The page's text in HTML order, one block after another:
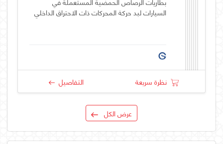
السيارات لبد حركة المحركات ذات الاحتراق الداخلي
نظرة سريعة التفاصيل
عرض الكل